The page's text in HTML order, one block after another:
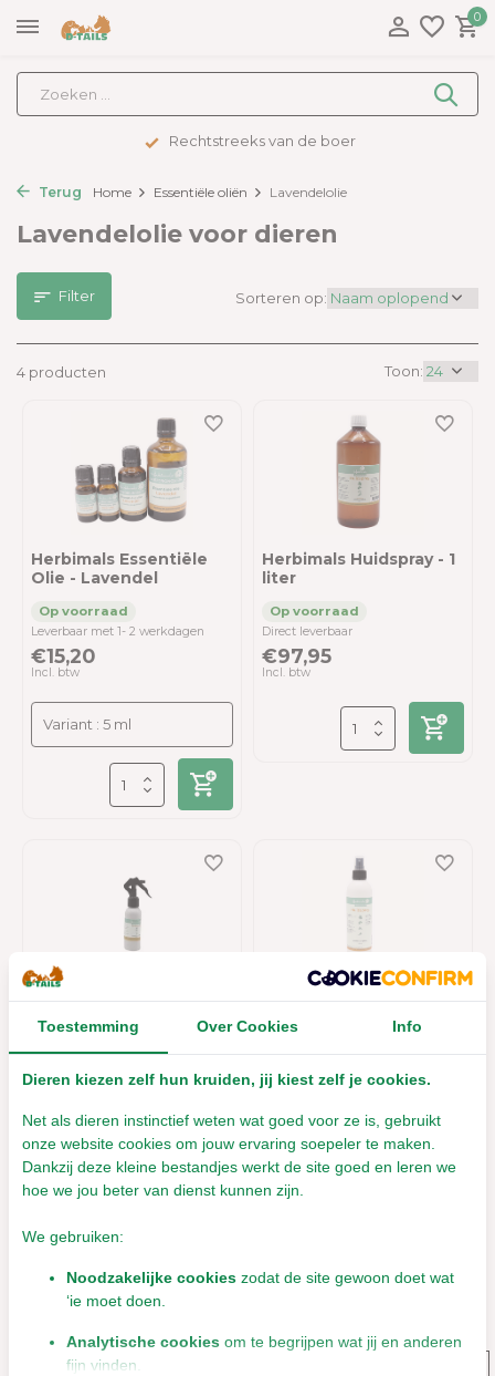
0
Rechtstreeks van de boer
Terug Home Essentiële oliën Lavendelolie
Lavendelolie voor dieren
Filter
4 producten Toon:
Sorteren op:
Herbimals Essentiële
Olie - Lavendel
Leverbaar met 1- 2 werkdagen
€15,20
Incl. btw
Herbimals Huidspray - 1
liter
Direct leverbaar
€97,95
Incl. btw
Herbimals Huidspray -
100 ml
Direct leverbaar
Incl. btw
Herbimals Huidspray -
250 ml
Direct leverbaar
€32,95
Incl. btw
Overige categorieën in Essentiële oliën
Toestemming Over Cookies Info
Dieren kiezen zelf hun kruiden, jij kiest zelf je cookies.
Net als dieren instinctief weten wat goed voor ze is, gebruikt
onze website cookies om jouw ervaring soepeler te maken.
Dankzij deze kleine bestandjes werkt de site goed en leren we
hoe we jou beter van dienst kunnen zijn.
We gebruiken:
Noodzakelijke cookies zodat de site gewoon doet wat
‘ie moet doen.
Analytische cookies om te begrijpen wat jij en anderen
fijn vinden.